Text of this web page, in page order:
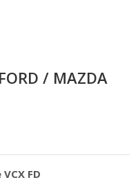
/ MAZDA
FD